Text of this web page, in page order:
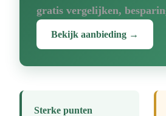
gratis vergelijken,
Bekijk aanbieding →
Sterke punten